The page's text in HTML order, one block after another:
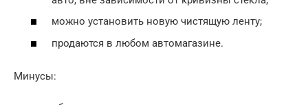
можно установить новую чистящую ленту;
продаются в любом автомагазине.
Минусы: